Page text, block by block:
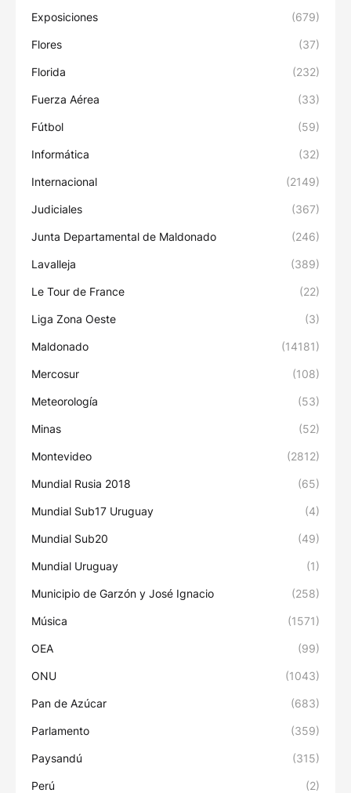
Exposiciones (679)
Flores (37)
Florida (232)
Fuerza Aérea (33)
Fútbol (59)
Informática (32)
Internacional (2149)
Judiciales (367)
Junta Departamental de Maldonado (246)
Lavalleja (389)
Le Tour de France (22)
Liga Zona Oeste (3)
Maldonado (14181)
Mercosur (108)
Meteorología (53)
Minas (52)
Montevideo (2812)
Mundial Rusia 2018 (65)
Mundial Sub17 Uruguay (4)
Mundial Sub20 (49)
Mundial Uruguay (1)
Municipio de Garzón y José Ignacio (258)
Música (1571)
OEA (99)
ONU (1043)
Pan de Azúcar (683)
Parlamento (359)
Paysandú (315)
Perú (2)